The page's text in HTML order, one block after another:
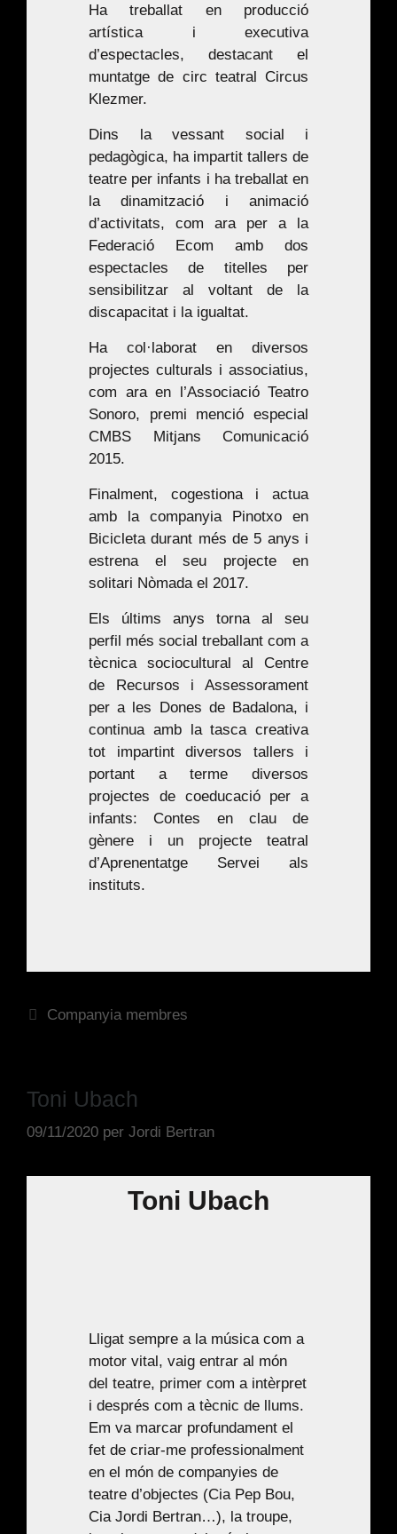
Ha treballat en producció
artística i executiva
d’espectacles, destacant el
muntatge de circ teatral Circus
Klezmer.
Dins la vessant social i
pedagògica, ha impartit tallers de
teatre per infants i ha treballat en
la dinamització i animació
d’activitats, com ara per a la
Federació Ecom amb dos
espectacles de titelles per
sensibilitzar al voltant de la
discapacitat i la igualtat.
Ha col·laborat en diversos
projectes culturals i associatius,
com ara en l’Associació Teatro
Sonoro, premi menció especial
CMBS Mitjans Comunicació
2015.
Finalment, cogestiona i actua
amb la companyia Pinotxo en
Bicicleta durant més de 5 anys i
estrena el seu projecte en
solitari Nòmada el 2017.
Els últims anys torna al seu
perfil més social treballant com a
tècnica sociocultural al Centre
de Recursos i Assessorament
per a les Dones de Badalona, i
continua amb la tasca creativa
tot impartint diversos tallers i
portant a terme diversos
projectes de coeducació per a
infants:Contes en clau de
gènere i un projecte teatral
d’Aprenentatge Servei als
instituts.
Companyia membres
Toni Ubach
09/11/2020 per Jordi Bertran
Toni Ubach
Lligat sempre a la música com a
motor vital, vaig entrar al món
del teatre, primer com a intèrpret
i després com a tècnic de llums.
Em va marcar profundament el
fet de criar-me professionalment
en el món de companyies de
teatre d’objectes (Cia Pep Bou,
Cia Jordi Bertran…), la troupe,